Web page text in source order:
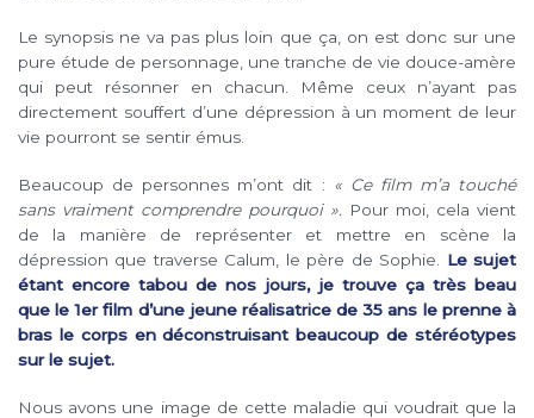
Le synopsis ne va pas plus loin que ça, on est donc sur une
pure étude de personnage, une tranche de vie douce-amère
qui peut résonner en chacun. Même ceux n’ayant pas
directement souffert d’une dépression à un moment de leur
vie pourront se sentir émus.
Beaucoup de personnes m’ont dit : « Ce film m’a touché
sans vraiment comprendre pourquoi ». Pour moi, cela vient
de la manière de représenter et mettre en scène la
dépression que traverse Calum, le père de Sophie. Le sujet
étant encore tabou de nos jours, je trouve ça très beau
que le 1er film d’une jeune réalisatrice de 35 ans le prenne à
bras le corps en déconstruisant beaucoup de stéréotypes
sur le sujet.
Nous avons une image de cette maladie qui voudrait que la